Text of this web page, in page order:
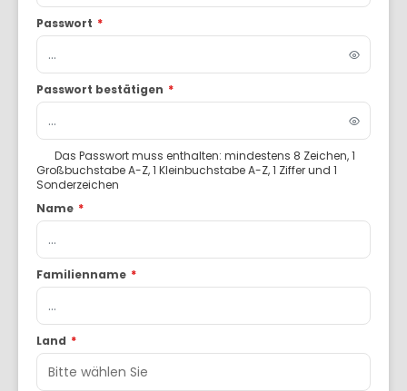
Passwort *
Passwort bestätigen *
Das Passwort muss enthalten: mindestens 8 Zeichen, 1
Großbuchstabe A-Z, 1 Kleinbuchstabe A-Z, 1 Ziffer und 1
Sonderzeichen
Name *
Familienname *
Land *